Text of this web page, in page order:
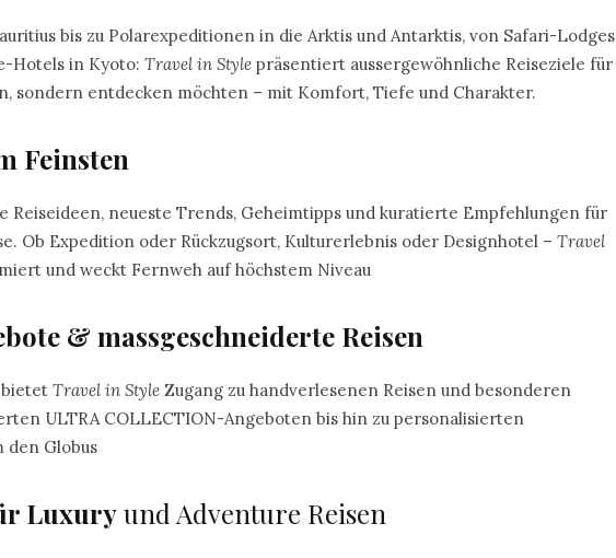
bis zu Polarexpeditionen in die Arktis und Antarktis, von Safari-Lodges
Hotels in Kyoto: Travel in Style präsentiert aussergewöhnliche Reiseziele für
sondern entdecken möchten – mit Komfort, Tiefe und Charakter.
Feinsten
Reiseideen, neueste Trends, Geheimtipps und kuratierte Empfehlungen für
Ob Expedition oder Rückzugsort, Kulturerlebnis oder Designhotel – Travel
und weckt Fernweh auf höchstem Niveau
& massgeschneiderte Reisen
bietet Travel in Style Zugang zu handverlesenen Reisen und besonderen
ULTRA COLLECTION-Angeboten bis hin zu personalisierten
den Globus
Luxuryund Adventure Reisen